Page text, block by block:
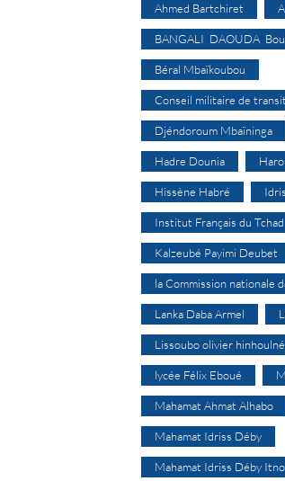
Ahmed Bartchiret
BANGALI DAOUDA
Béral Mbaïkoubou
Conseil militaire de
Djéndoroum Mbaïninga
Hadre Dounia
Hissène Habré
Institut Français du Tchad
Kalzeubé Payimi Deubet
la Commission nationale
Lanka Daba Armel
Lissoubo olivier hinhoulné.
lycée Félix Eboué
Mahamat Ahmat Alhabo
Mahamat Idriss Déby
Mahamat Idriss Déby Itno